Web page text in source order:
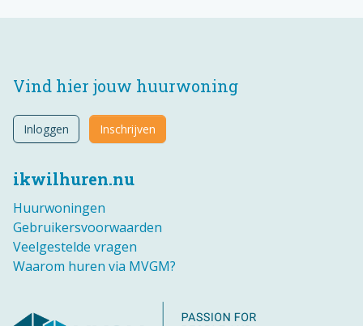
ikwilhuren.nu
Huurwoningen
Gebruikersvoorwaarden
Veelgestelde vragen
Waarom huren via MVGM?
Vind hier jouw huurwoning
Inloggen Inschrijven